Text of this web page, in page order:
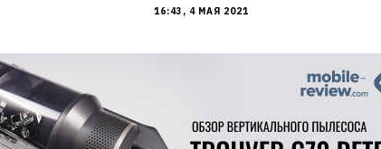
16:43, 4 МАЯ 2021